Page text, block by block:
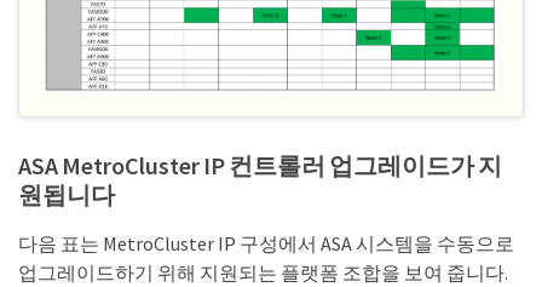
ASA MetroCluster IP 컨트롤러 업그레이드가 지
원됩니다
다음 표는 MetroCluster IP 구성에서 ASA 시스템을 수동으로
업그레이드하기 위해 지원되는 플랫폼 조합을 보여 줍니다.